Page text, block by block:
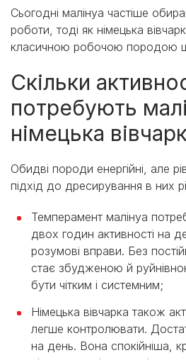
Сьогодні малінуа частіше
роботи, тоді як німецька
класичною робочою породою
Скільки
потребують
німецька
Обидві породи енергійні, але
підхід до дресирування в них
Темперамент малінуа
двох годин активності на
розумові вправи. Без
стає збудженою й
бути чітким і системним;
Німецька вівчарка також
легше контролювати.
на день. Вона спокійніша,